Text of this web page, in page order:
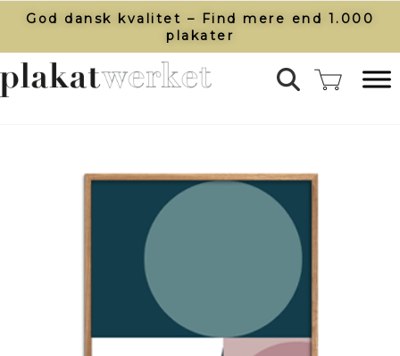
God dansk kvalitet – Find mere end 1.000
plakater​